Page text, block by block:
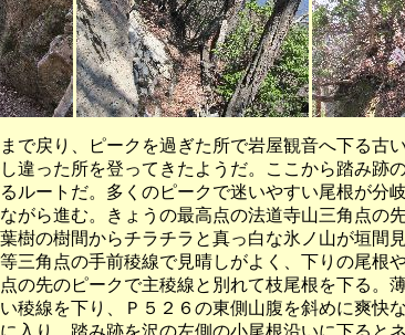
で戻り、ピークを過ぎた所で岩屋観音へ下る古
違った所を登ってきたようだ。ここから踏み跡
ルートだ。多くのピークで迷いやすい尾根が分
がら進む。きょうの最高点の法道寺山三角点の
樹の樹間からチラチラと真っ白な氷ノ山が垣間
三角点の手前稜線で見晴しがよく、下りの尾根
の先のピークで主稜線と別れて枝尾根を下る。
稜線を下り、Ｐ５２６の東側山腹を斜めに爽快
入り、踏み跡を沢の左側の小尾根沿いに下ると